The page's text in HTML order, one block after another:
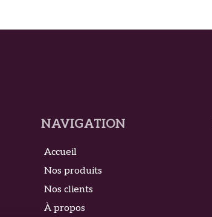
NAVIGATION
Accueil
Nos produits
Nos clients
À propos